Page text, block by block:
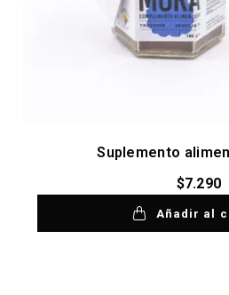
Suplemento
$7.290
Añadir al